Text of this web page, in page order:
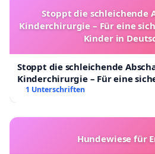
Stoppt die schleichende
Kinderchirurgie – Für eine
Kinder in
Stoppt die schleichende
Kinderchirurgie – Für eine
Kinder in Deutschland
1 Unterschriften
Hundewiese für